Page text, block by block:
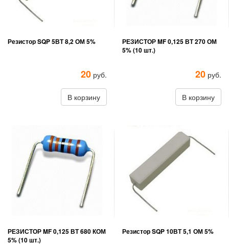
Резистор SQP 5ВТ 8,2 ОМ 5%
20 руб.
В корзину
РЕЗИСТОР MF 0,125 ВТ 270 ОМ
5% (10 шт.)
20 руб.
В корзину
РЕЗИСТОР MF 0,125 ВТ 680 КОМ
5% (10 шт.)
Резистор SQP 10ВТ 5,1 ОМ 5%